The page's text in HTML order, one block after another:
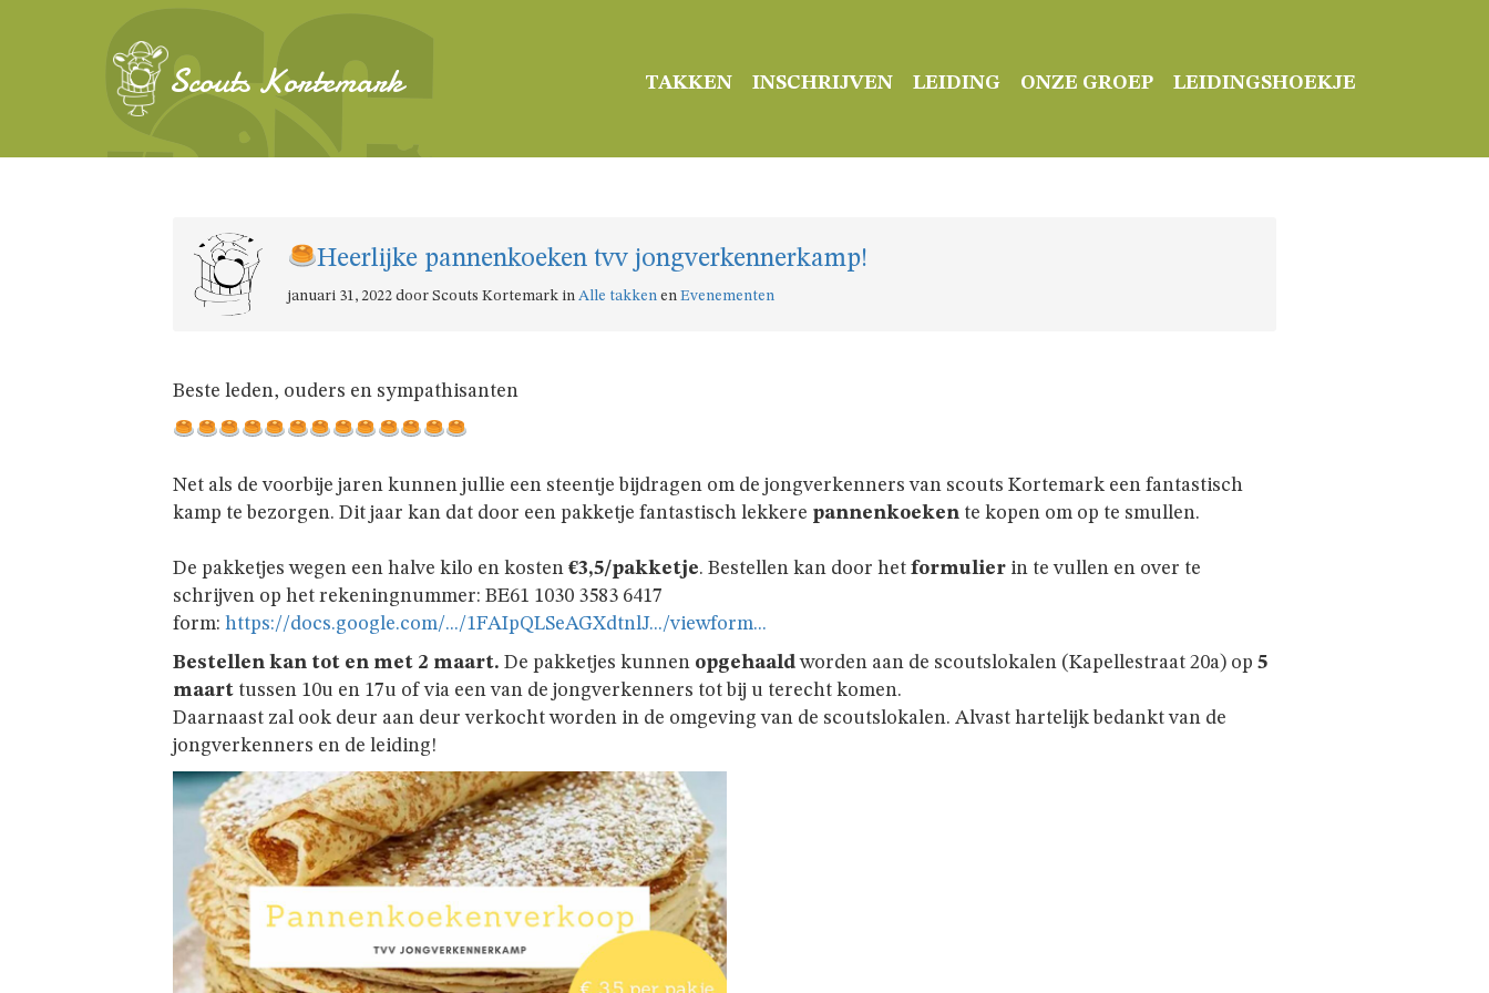
Scouts Kortemark TAKKEN INSCHRIJVEN LEIDING ONZE GROEP LEIDINGSHOEKJE
Heerlijke pannenkoeken tvv jongverkennerkamp!
januari 31, 2022 door Scouts Kortemark in Alle takken en Evenementen
Beste leden, ouders en sympathisanten
Net als de voorbije jaren kunnen jullie een steentje bijdragen om de jongverkenners van scouts Kortemark een fantastisch
kamp te bezorgen. Dit jaar kan dat door een pakketje fantastisch lekkere pannenkoeken te kopen om op te smullen.
De pakketjes wegen een halve kilo en kosten €3,5/pakketje. Bestellen kan door het formulier in te vullen en over te
schrijven op het rekeningnummer: BE61 1030 3583 6417
form: https://docs.google.com/.../1FAIpQLSeAGXdtnlJ.../viewform...
Bestellen kan tot en met 2 maart. De pakketjes kunnen opgehaaldworden aan de scoutslokalen (Kapellestraat 20a) op 5
maart tussen 10u en 17u of via een van de jongverkenners tot bij u terecht komen.
Daarnaast zal ook deur aan deur verkocht worden in de omgeving van de scoutslokalen. Alvast hartelijk bedankt van de
jongverkenners en de leiding!